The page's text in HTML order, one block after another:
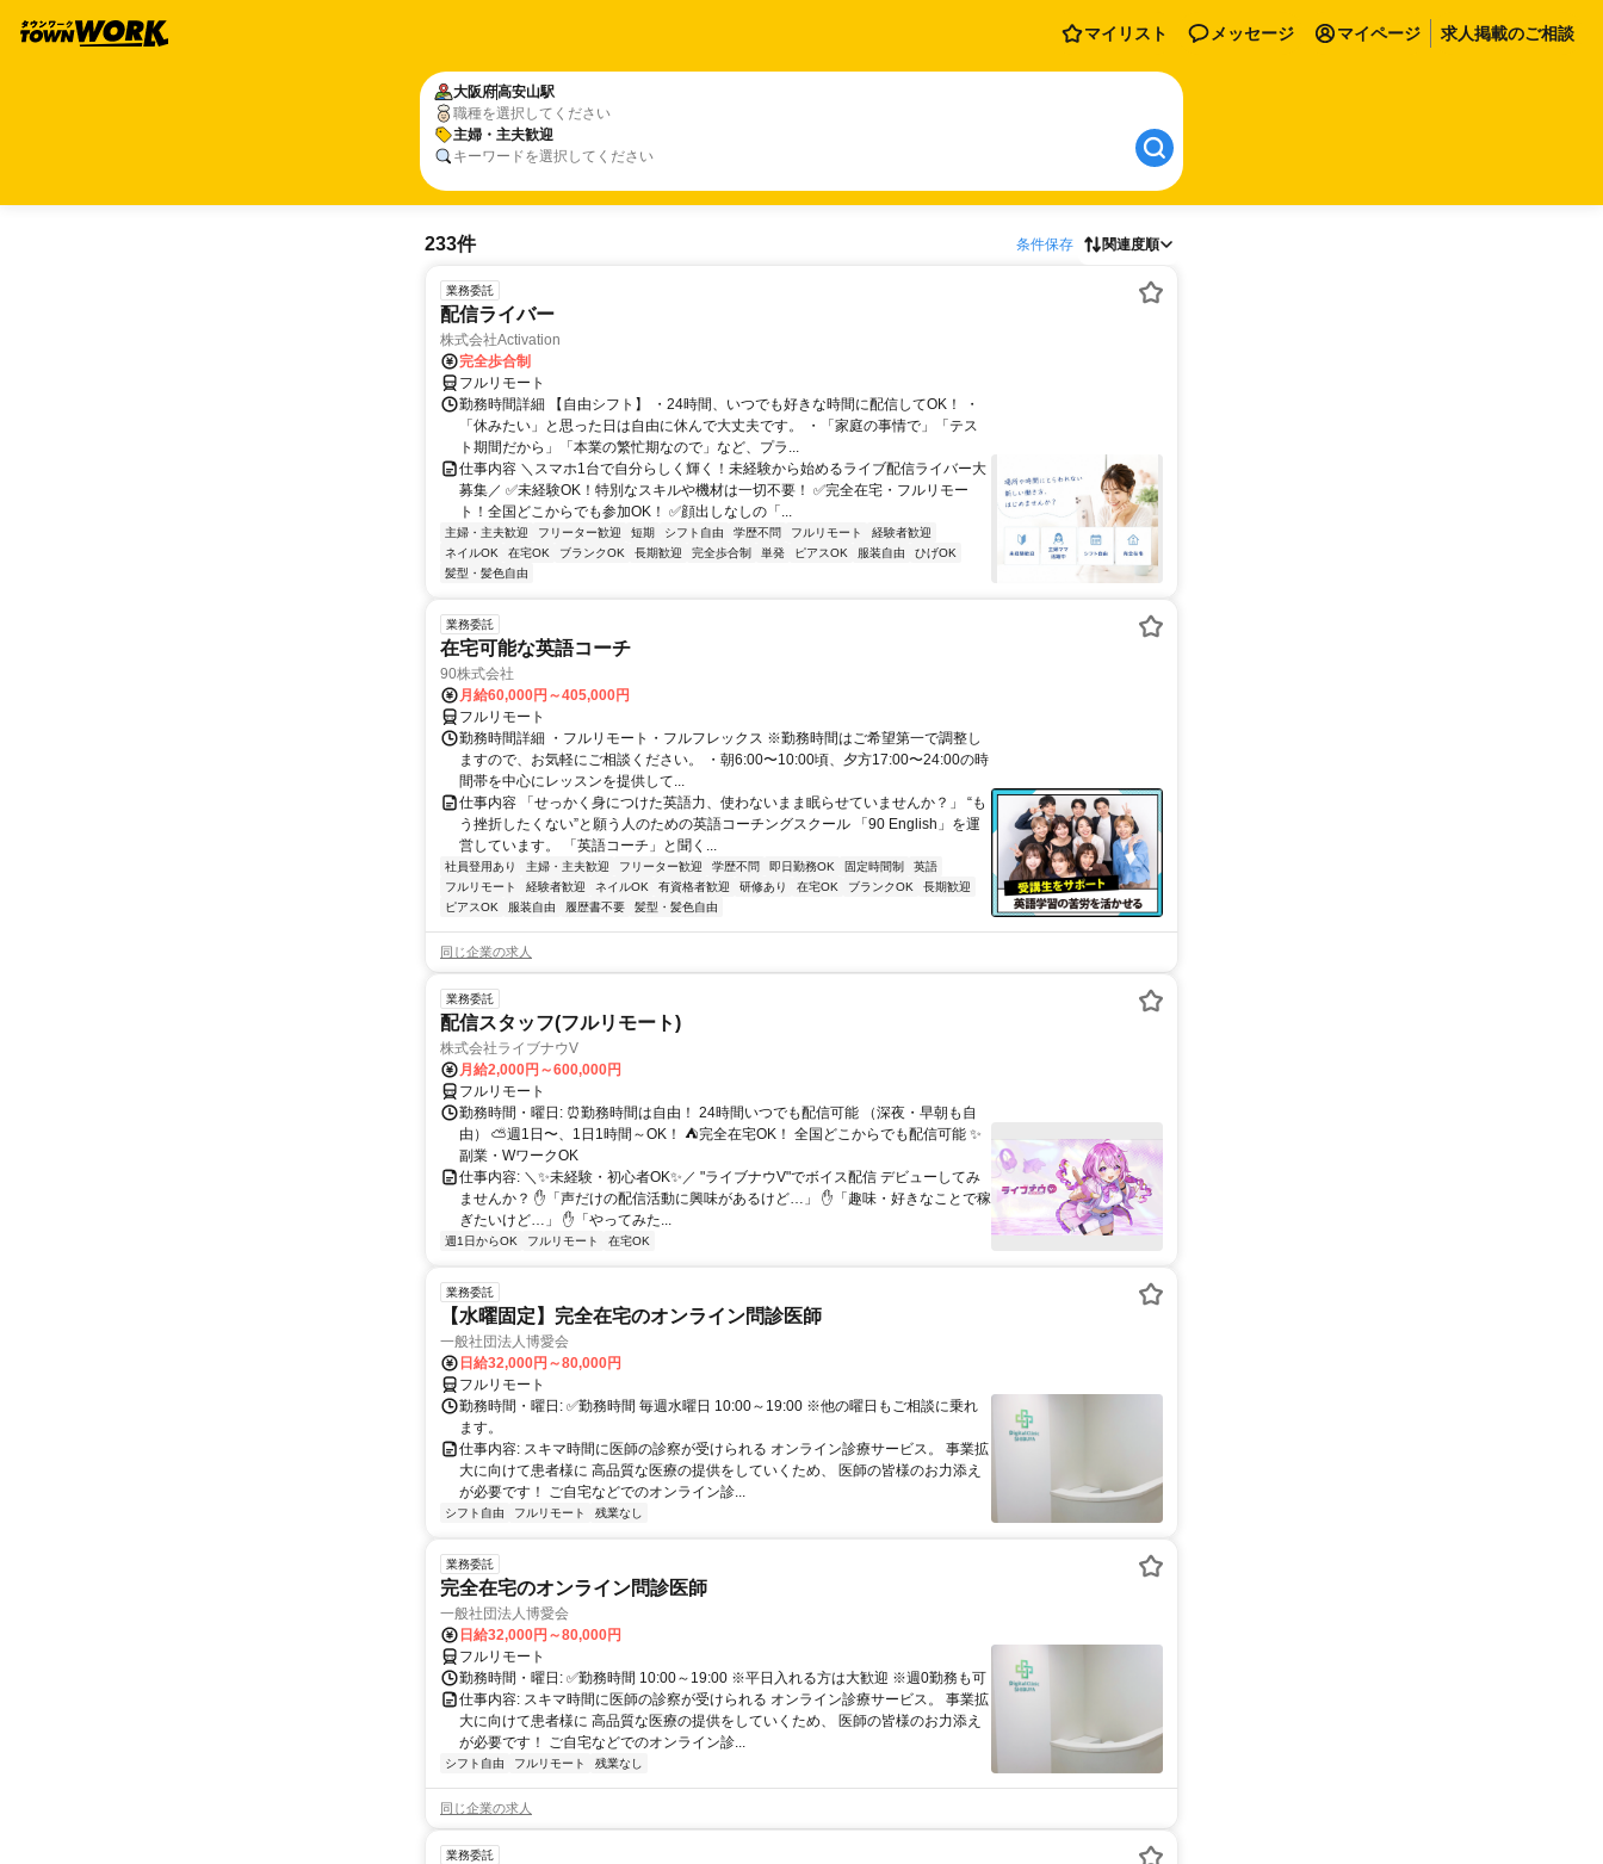
マイリスト メッセージ マイページ 求人掲載のご相談
大阪府高安山駅
職種を選択してください
主婦・主夫歓迎
キーワードを選択してください
233件 条件保存 関連度順
業務委託
配信ライバー
株式会社Activation
完全歩合制
フルリモート
勤務時間詳細 【自由シフト】 ・24時間、いつでも好きな時間に配信してOK！ ・
「休みたい」と思った日は自由に休んで大丈夫です。 ・「家庭の事情で」「テス
ト期間だから」「本業の繁忙期なので」など、プラ...
仕事内容 ＼スマホ1台で自分らしく輝く！未経験から始めるライブ配信ライバー大
募集／ ✅未経験OK！特別なスキルや機材は一切不要！ ✅完全在宅・フルリモー
ト！全国どこからでも参加OK！ ✅顔出しなしの「...
主婦・主夫歓迎 フリーター歓迎 短期 シフト自由 学歴不問 フルリモート
経験者歓迎
ネイルOK
在宅OK ブランクOK 長期歓迎 完全歩合制 単発 ピアスOK 服装自由
ひげOK
髪型・髪色自由
業務委託
在宅可能な英語コーチ
90株式会社
月給60,000円～405,000円
フルリモート
勤務時間詳細 ・フルリモート・フルフレックス ※勤務時間はご希望第一で調整し
ますので、お気軽にご相談ください。 ・朝6:00〜10:00頃、夕方17:00〜24:00の時
間帯を中心にレッスンを提供して...
仕事内容 「せっかく身につけた英語力、使わないまま眠らせていませんか？」 “も
う挫折したくない”と願う人のための英語コーチングスクール 「90 English」を運
営しています。 「英語コーチ」と聞く...
社員登用あり 主婦・主夫歓迎 フリーター歓迎 学歴不問 即日勤務OK 固定時間制
英語
フルリモート
経験者歓迎 ネイルOK 有資格者歓迎 研修あり 在宅OK ブランクOK
長期歓迎
ピアスOK
服装自由 履歴書不要 髪型・髪色自由
同じ企業の求人
業務委託
配信スタッフ(フルリモート)
株式会社ライブナウV
月給2,000円～600,000円
フルリモート
勤務時間・曜日: ⏰勤務時間は自由！ 24時間いつでも配信可能 （深夜・早朝も自
由） ⛅週1日〜、1日1時間～OK！ ⛺完全在宅OK！ 全国どこからでも配信可能 ✨
副業・WワークOK
仕事内容: ＼✨未経験・初心者OK✨／ "ライブナウV"でボイス配信 デビューしてみ
ませんか？ ✋「声だけの配信活動に興味があるけど…」 ✋「趣味・好きなことで稼
ぎたいけど…」 ✋「やってみた...
週1日からOK フルリモート 在宅OK
業務委託
【水曜固定】完全在宅のオンライン問診医師
一般社団法人博愛会
日給32,000円～80,000円
フルリモート
勤務時間・曜日: ✅勤務時間 毎週水曜日 10:00～19:00 ※他の曜日もご相談に乗れ
ます。
仕事内容: スキマ時間に医師の診察が受けられる オンライン診療サービス。 事業拡
大に向けて患者様に 高品質な医療の提供をしていくため、 医師の皆様のお力添え
が必要です！ ご自宅などでのオンライン診...
シフト自由 フルリモート 残業なし
業務委託
完全在宅のオンライン問診医師
一般社団法人博愛会
日給32,000円～80,000円
フルリモート
勤務時間・曜日: ✅勤務時間 10:00～19:00 ※平日入れる方は大歓迎 ※週0勤務も可
仕事内容: スキマ時間に医師の診察が受けられる オンライン診療サービス。 事業拡
大に向けて患者様に 高品質な医療の提供をしていくため、 医師の皆様のお力添え
が必要です！ ご自宅などでのオンライン診...
シフト自由 フルリモート 残業なし
同じ企業の求人
業務委託